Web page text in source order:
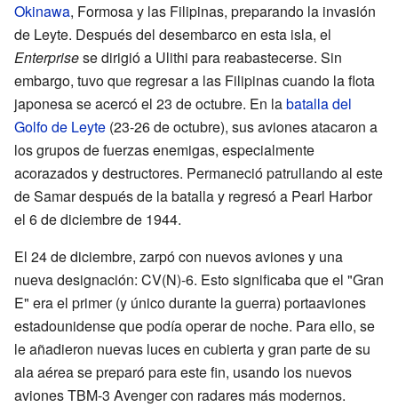
Okinawa, Formosa y las Filipinas, preparando la invasión
de Leyte. Después del desembarco en esta isla, el
Enterprisese dirigió a Ulithi para reabastecerse. Sin
embargo, tuvo que regresar a las Filipinas cuando la flota
japonesa se acercó el 23 de octubre. En labatalla del
Golfo de Leyte (23-26 de octubre), sus aviones atacaron a
los grupos de fuerzas enemigas, especialmente
acorazados y destructores. Permaneció patrullando al este
de Samar después de la batalla y regresó a Pearl Harbor
el 6 de diciembre de 1944.
El 24 de diciembre, zarpó con nuevos aviones y una
nueva designación: CV(N)-6. Esto significaba que el "Gran
E" era el primer (y único durante la guerra) portaaviones
estadounidense que podía operar de noche. Para ello, se
le añadieron nuevas luces en cubierta y gran parte de su
ala aérea se preparó para este fin, usando los nuevos
aviones TBM-3 Avenger con radares más modernos.